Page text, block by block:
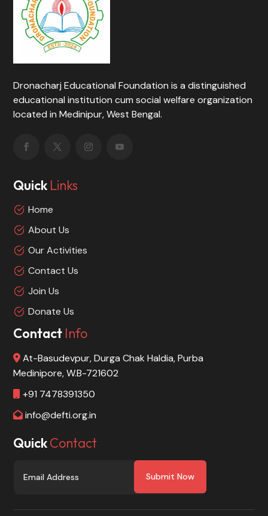
Dronacharj Educational Foundation is a distinguished
educational institution cum social welfare organization
located in Medinipur, West Bengal.
Quick Links
Home
About Us
Our Activities
Contact Us
Join Us
Donate Us
Contact Info
At-Basudevpur, Durga Chak Haldia, Purba
Medinipore, W.B-721602
+91 7478391350
info@defti.org.in
QuickContact
Submit Now